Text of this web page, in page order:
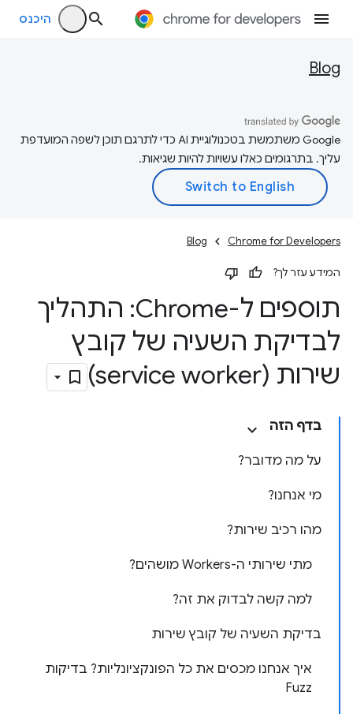
היכנס
Blog
‫Google משתמשת בטכנולוגיית AI כדי לתרגם תוכן לשפה המועדפת
עליך. בתרגומים כאלו עשויות להיות שגיאות.
Chrome for Developers
Blog
המידע עזר לך?
תוספים ל-Chrome: התהליך
לבדיקת השעיה של קובץ
שירות (service worker)
בדף הזה
על מה מדובר?
מי אנחנו?
מהו רכיב שירות?
מתי שירותי ה-Workers מושהים?
למה קשה לבדוק את זה?
בדיקת השעיה של קובץ שירות
איך אנחנו מכסים את כל הפונקציונליות? בדיקות
Fuzz